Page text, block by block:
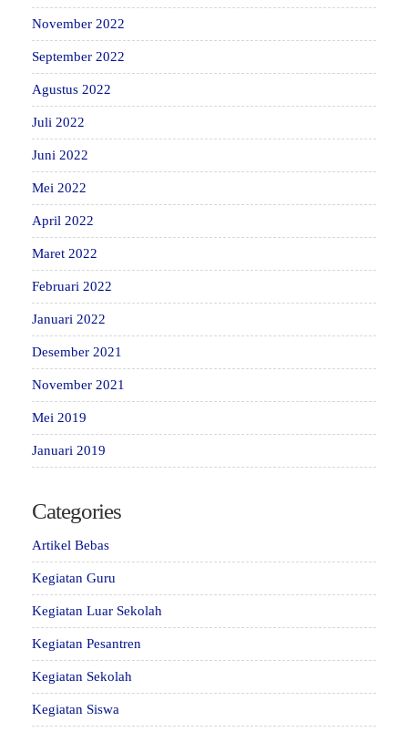
November 2022
September 2022
Agustus 2022
Juli 2022
Juni 2022
Mei 2022
April 2022
Maret 2022
Februari 2022
Januari 2022
Desember 2021
November 2021
Mei 2019
Januari 2019
Categories
Artikel Bebas
Kegiatan Guru
Kegiatan Luar Sekolah
Kegiatan Pesantren
Kegiatan Sekolah
Kegiatan Siswa